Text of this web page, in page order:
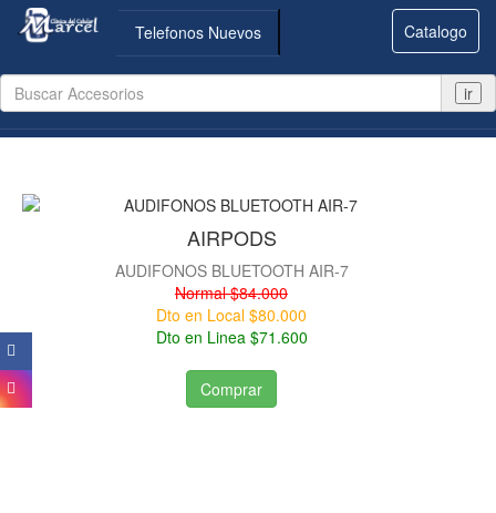
Telefonos Nuevos Catalogo
ir
AIRPODS
AUDIFONOS BLUETOOTH AIR-7
Normal $84.000
Dto en Local $80.000
Dto en Linea $71.600